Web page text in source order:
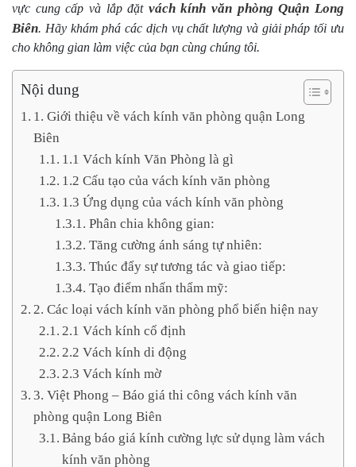
vực cung cấp và lắp đặt vách kính văn phòng Quận Long
Biên. Hãy khám phá các dịch vụ chất lượng và giải pháp tối ưu
cho không gian làm việc của bạn cùng chúng tôi.
Nội dung
1. Giới thiệu về vách kính văn phòng quận Long
Biên
1.1 Vách kính Văn Phòng là gì
1.2 Cấu tạo của vách kính văn phòng
1.3 Ứng dụng của vách kính văn phòng
Phân chia không gian:
Tăng cường ánh sáng tự nhiên:
Thúc đẩy sự tương tác và giao tiếp:
Tạo điểm nhấn thẩm mỹ:
2. Các loại vách kính văn phòng phổ biến hiện nay
2.1 Vách kính cố định
2.2 Vách kính di động
2.3 Vách kính mờ
3. Việt Phong – Báo giá thi công vách kính văn
phòng quận Long Biên
Bảng báo giá kính cường lực sử dụng làm vách
kính văn phòng